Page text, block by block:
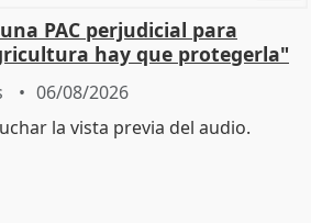
PAC perjudicial para
hay que protegerla"
06/08/2026